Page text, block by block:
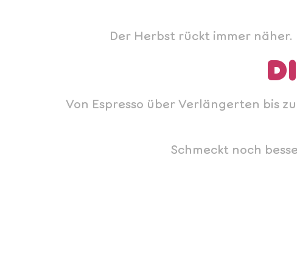
Der Herbst rückt immer
Von Espresso über Verlängerten bis
Schmeckt noch